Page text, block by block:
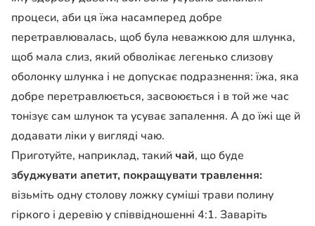
процеси, аби ця їжа насамперед добре
перетравлювалась, щоб була неважкою для шлунка,
щоб мала слиз, який обволікає легенько слизову
оболонку шлунка і не допускає подразнення: їжа, яка
добре перетравлюється, засвоюється і в той же час
тонізує сам шлунок та усуває запалення. А до їжі ще й
додавати ліки у вигляді чаю.
Приготуйте, наприклад, такийчай, що буде
збуджувати апетит, покращувати травлення:
візьміть одну столову ложку суміші трави полину
гіркого і деревію у співвідношенні 4:1. Заваріть